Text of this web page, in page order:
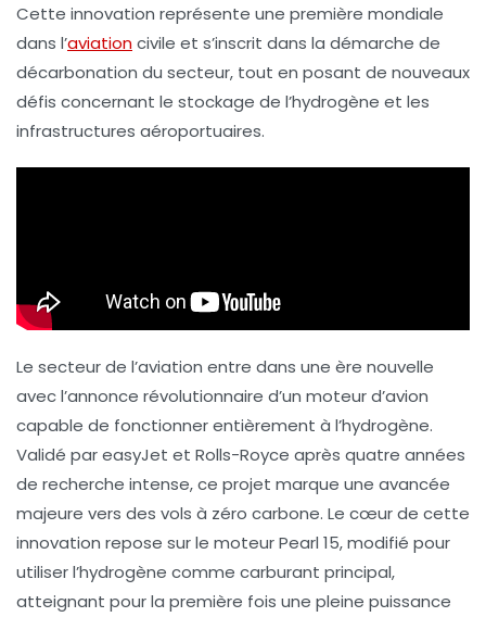
Cette innovation représente une première mondiale
dans l’aviationcivile et s’inscrit dans la démarche de
décarbonation du secteur, tout en posant de nouveaux
défis concernant le stockage de l’hydrogène et les
infrastructures aéroportuaires.
Le secteur de l’aviation entre dans une ère nouvelle
avec l’annonce révolutionnaire d’un moteur d’avion
capable de fonctionner entièrement à l’hydrogène.
Validé par easyJet et Rolls-Royce après quatre années
de recherche intense, ce projet marque une avancée
majeure vers des vols à zéro carbone. Le cœur de cette
innovation repose sur le moteur Pearl 15, modifié pour
utiliser l’hydrogène comme carburant principal,
atteignant pour la première fois une pleine puissance